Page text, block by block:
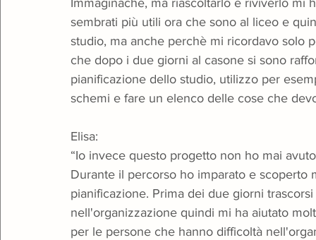
Immaginache, ma riascoltarlo e riviverlo
sembrati più utili ora che sono al liceo e
studio, ma anche perchè mi ricordavo solo
che dopo i due giorni al casone si sono
pianificazione dello studio, utilizzo per
schemi e fare un elenco delle cose che
Elisa:
“Io invece questo progetto non ho mai
Durante il percorso ho imparato e
pianificazione. Prima dei due giorni
nell'organizzazione quindi mi ha aiutato
per le persone che hanno difficoltà